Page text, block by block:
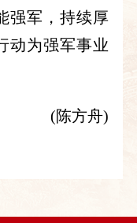
强军，持续厚
动为强军事业
(陈方舟)